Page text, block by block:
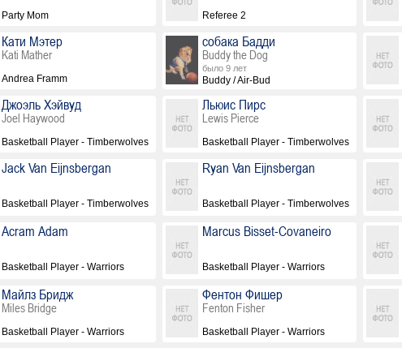
Party Mom Referee 2
Кати Мэтер
Kati Mather
Andrea Framm
собака Бадди
Buddy the Dog
было 9 лет
Buddy / Air-Bud
Джоэль Хэйвуд
Joel Haywood
Basketball Player - Timberwolves
Льюис Пирс
Lewis Pierce
Basketball Player - Timberwolves
Jack Van Eijnsbergan
Basketball Player - Timberwolves
Ryan Van Eijnsbergan
Basketball Player - Timberwolves
Acram Adam
Basketball Player - Warriors
Marcus Bisset-Covaneiro
Basketball Player - Warriors
Майлз Бридж
Miles Bridge
Basketball Player - Warriors
Фентон Фишер
Fenton Fisher
Basketball Player - Warriors